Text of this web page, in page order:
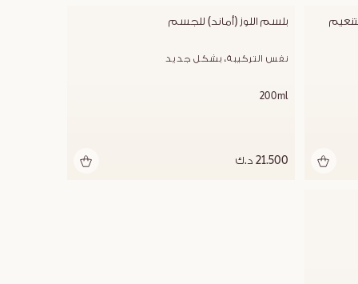
بلسم اللوز (أماند) للجسم
نفس التركيبة، بشكل جديد
200ml
21.500 د.ك